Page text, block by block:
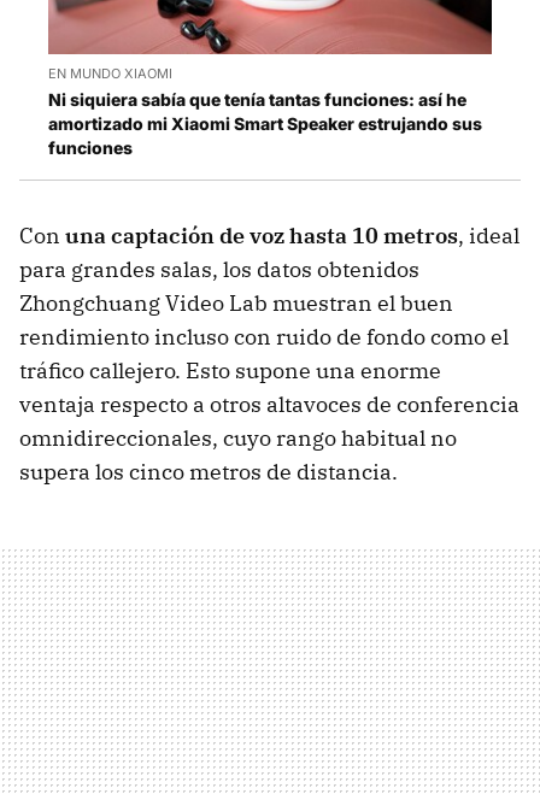
EN MUNDO XIAOMI
Ni siquiera sabía que tenía tantas funciones: así he
amortizado mi Xiaomi Smart Speaker estrujando sus
funciones
Con una captación de voz hasta 10 metros, ideal
para grandes salas, los datos obtenidos
Zhongchuang Video Lab muestran el buen
rendimiento incluso con ruido de fondo como el
tráfico callejero. Esto supone una enorme
ventaja respecto a otros altavoces de conferencia
omnidireccionales, cuyo rango habitual no
supera los cinco metros de distancia.